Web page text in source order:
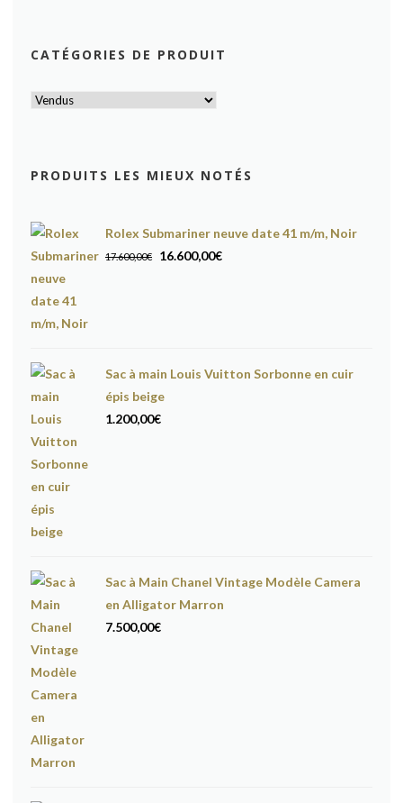
CATÉGORIES DE PRODUIT
PRODUITS LES MIEUX NOTÉS
Rolex Submariner neuve date 41 m/m, Noir
17.600,00€
Le
16.600,00€Le
Sac à main Louis Vuitton Sorbonne en cuir
épis beige
1.200,00€
Sac à Main Chanel Vintage Modèle Camera
en Alligator Marron
7.500,00€